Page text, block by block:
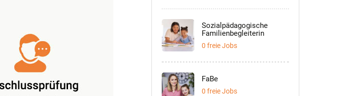
Sozialpädagogische
Familienbegleiterin
0 freie Jobs
FaBe
0 freie Jobs